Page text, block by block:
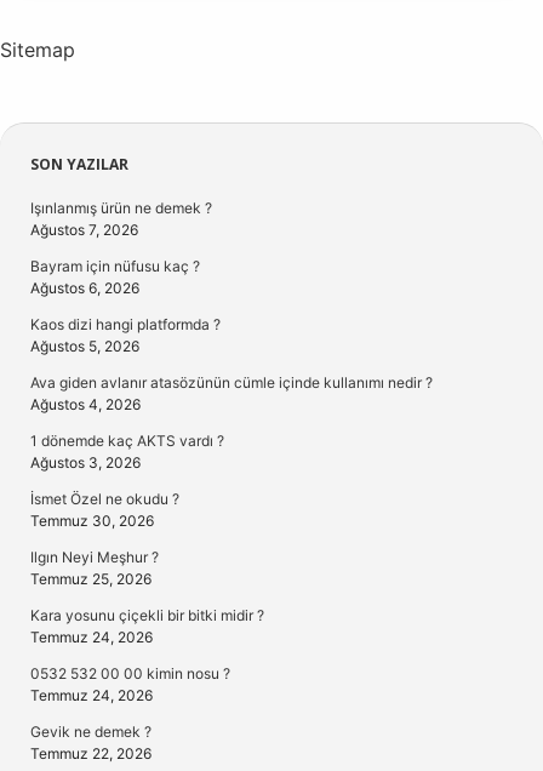
Sitemap
Sidebar
SON YAZILAR
Işınlanmış ürün ne demek ?
Ağustos 7, 2026
Bayram için nüfusu kaç ?
Ağustos 6, 2026
Kaos dizi hangi platformda ?
Ağustos 5, 2026
Ava giden avlanır atasözünün cümle içinde kullanımı nedir ?
Ağustos 4, 2026
1 dönemde kaç AKTS vardı ?
Ağustos 3, 2026
İsmet Özel ne okudu ?
Temmuz 30, 2026
Ilgın Neyi Meşhur ?
Temmuz 25, 2026
Kara yosunu çiçekli bir bitki midir ?
Temmuz 24, 2026
0532 532 00 00 kimin nosu ?
Temmuz 24, 2026
Gevik ne demek ?
Temmuz 22, 2026